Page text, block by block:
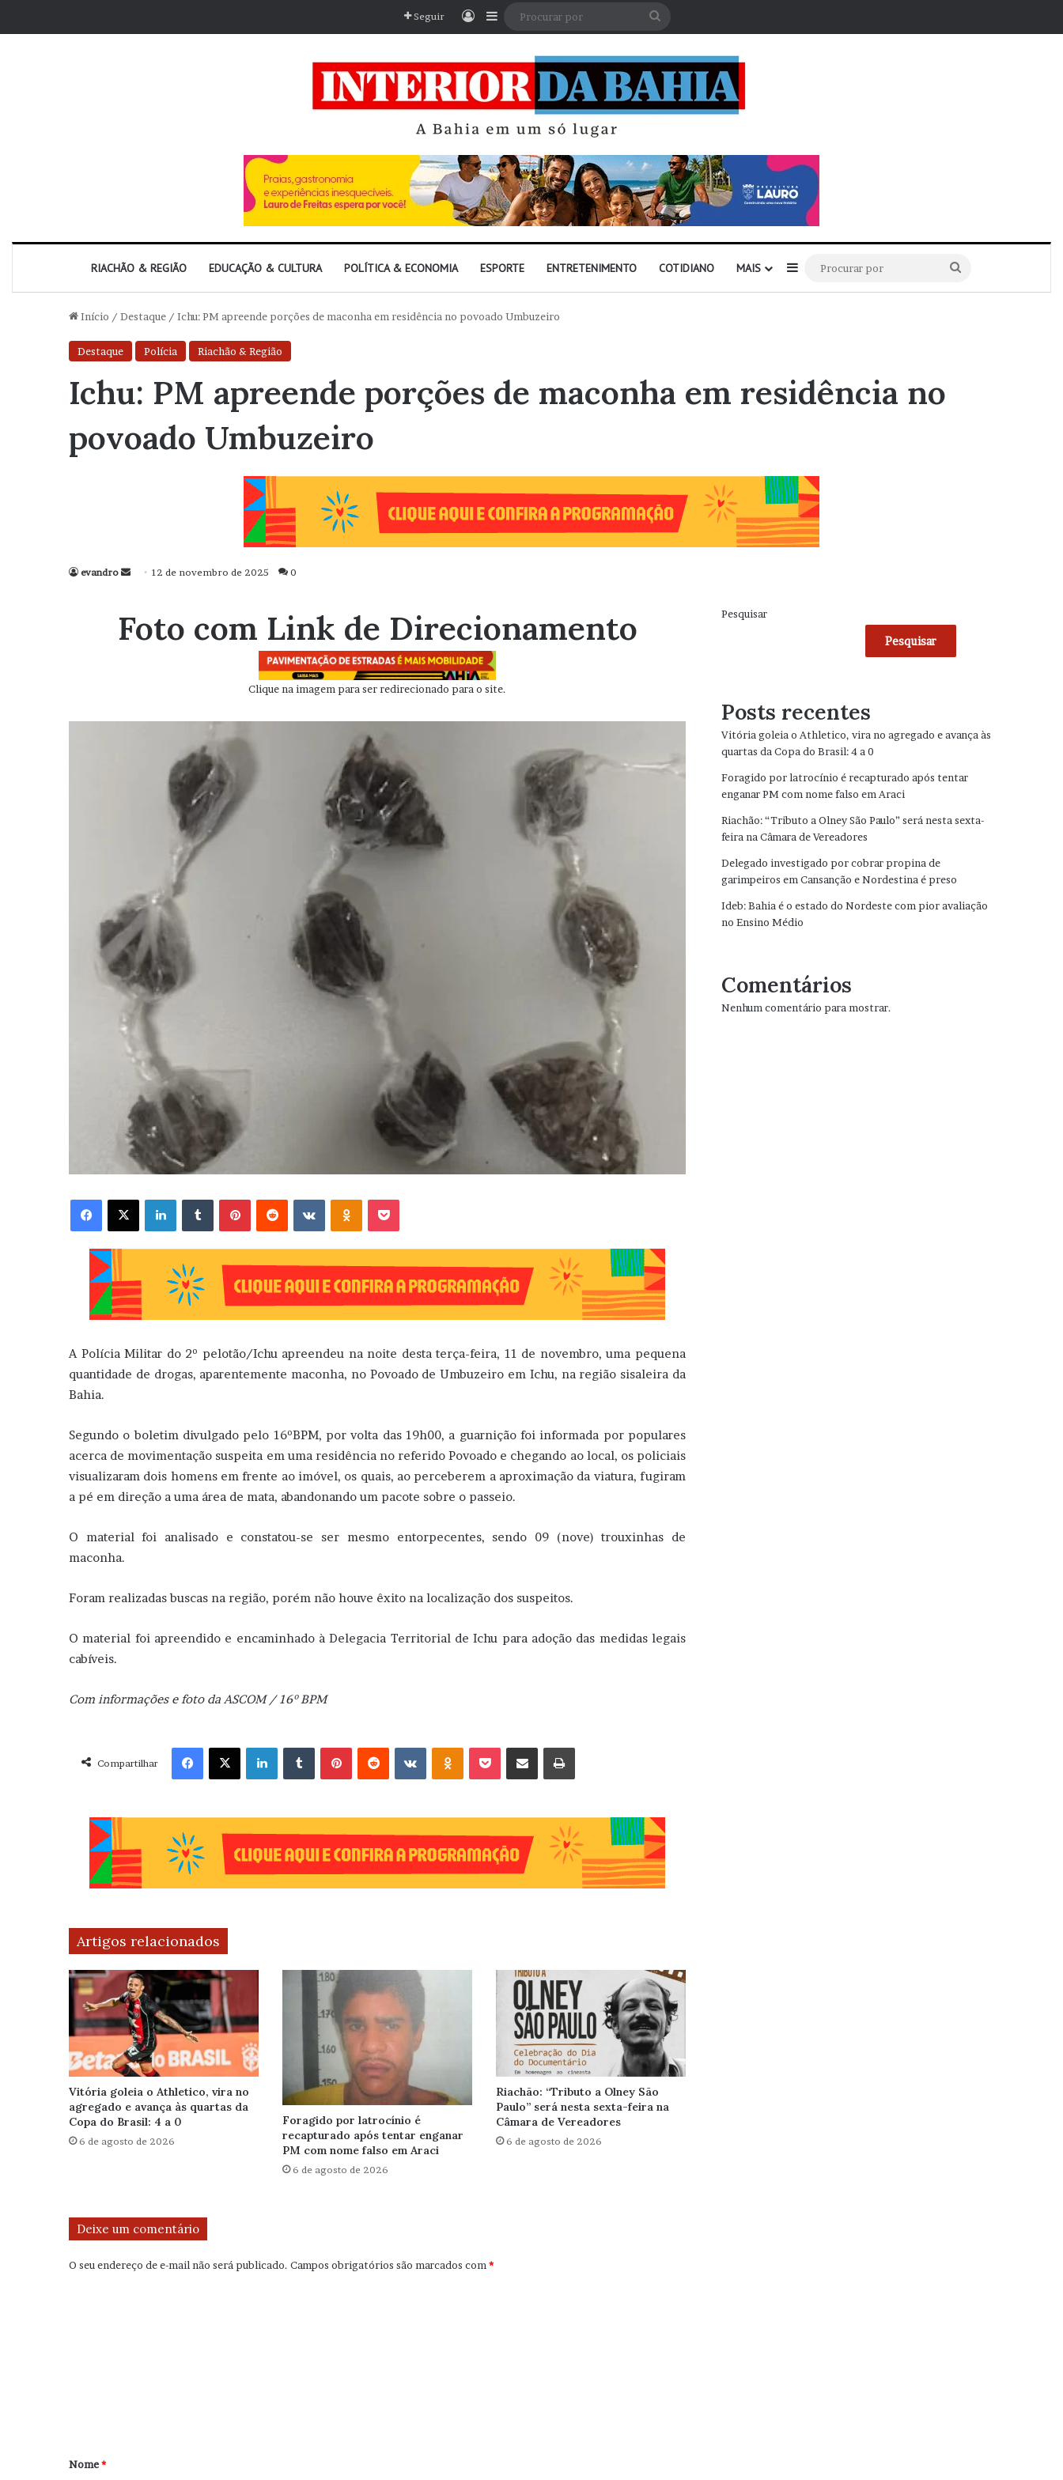
Seguir EntrarBarra Lateral
RIACHÃO & REGIÃO EDUCAÇÃO & CULTURA POLÍTICA & ECONOMIA ESPORTE ENTRETENIMENTO COTIDIANO MAIS Barra Lateral
por
Início / Destaque / Ichu: PM apreende porções de maconha em residência no povoado Umbuzeiro
Destaque Polícia Riachão & Região
Ichu: PM apreende porções de maconha em residência no
povoado Umbuzeiro
evandro
Mande
mail
12 de novembro de 2025 0
Foto com Link de Direcionamento
Clique na imagem para ser redirecionado para o site.
Facebook X Linkedin VK OK
A Polícia Militar do 2º pelotão/Ichu apreendeu na noite desta terça-feira, 11 de novembro, uma pequena
quantidade de drogas, aparentemente maconha, no Povoado de Umbuzeiro em Ichu, na região sisaleira da
Bahia.
Segundo o boletim divulgado pelo 16ºBPM, por volta das 19h00, a guarnição foi informada por populares
acerca de movimentação suspeita em uma residência no referido Povoado e chegando ao local, os policiais
visualizaram dois homens em frente ao imóvel, os quais, ao perceberem a aproximação da viatura, fugiram
a pé em direção a uma área de mata, abandonando um pacote sobre o passeio.
O material foi analisado e constatou-se ser mesmo entorpecentes, sendo 09 (nove) trouxinhas de
maconha.
Foram realizadas buscas na região, porém não houve êxito na localização dos suspeitos.
O material foi apreendido e encaminhado à Delegacia Territorial de Ichu para adoção das medidas legais
cabíveis.
Com informações e foto da ASCOM / 16º BPM
Compartilhar
Facebook X Linkedin VK OK
Artigos relacionados
Vitória goleia o Athletico, vira no
agregado e avança às quartas da
Copa do Brasil: 4 a 0
6 de agosto de 2026
Foragido por latrocínio é
recapturado após tentar enganar
PM com nome falso em Araci
6 de agosto de 2026
Riachão: “Tributo a Olney São
Paulo” será nesta sexta-feira na
Câmara de Vereadores
6 de agosto de 2026
Deixe um comentário
O seu endereço de e-mail não será publicado. Campos obrigatórios são marcados com *
r
Nome*
Pesquisar
Pesquisar
Posts recentes
Vitória goleia o Athletico, vira no agregado e avança às
quartas da Copa do Brasil: 4 a 0
Foragido por latrocínio é recapturado após tentar
enganar PM com nome falso em Araci
Riachão: “Tributo a Olney São Paulo” será nesta sexta-
feira na Câmara de Vereadores
Delegado investigado por cobrar propina de
garimpeiros em Cansanção e Nordestina é preso
Ideb: Bahia é o estado do Nordeste com pior avaliação
no Ensino Médio
Comentários
Nenhum comentário para mostrar.